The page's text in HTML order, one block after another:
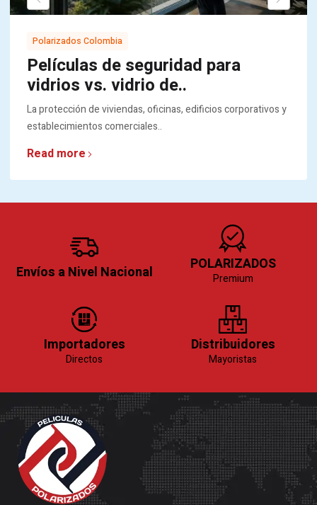
Polarizados Colombia
Películas de seguridad para
vidrios vs. vidrio de..
La protección de viviendas, oficinas, edificios corporativos y
establecimientos comerciales..
Read more
Envíos a Nivel Nacional POLARIZADOS
Premium
Importadores
Directos
Distribuidores
Mayoristas